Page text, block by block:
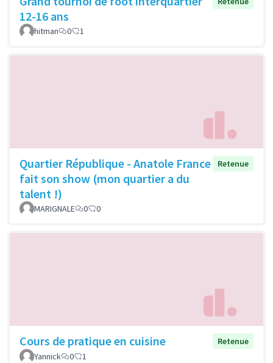
12-16 ans
hitman 0 1
Quartier République - Anatole France
fait son show (mon quartier a du
talent !)
Retenue
MARIGNALE 0 0
Cours de pratique en cuisine
Retenue
Yannick
0 1